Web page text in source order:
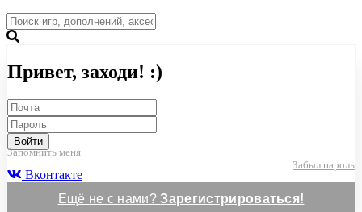
Привет, заходи! :)
Войти
Запомнить меня
Забыл пароль
Вконтакте
Ещё не с нами?Зарегистрироваться!